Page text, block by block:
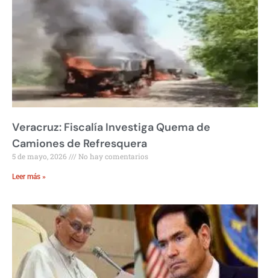
Veracruz: Fiscalía Investiga Quema de
Camiones de Refresquera
5 de mayo, 2026 No hay comentarios
Leer más »